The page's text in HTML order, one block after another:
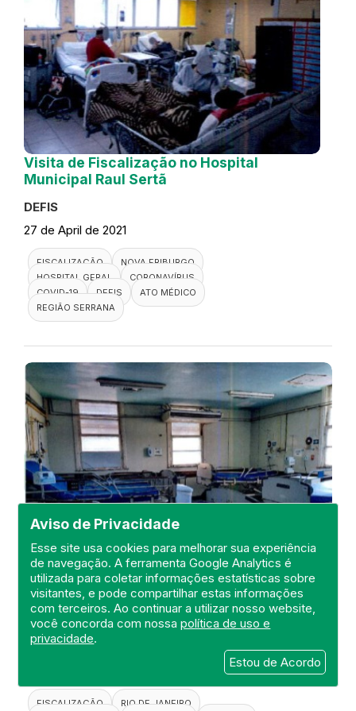
Aviso de Privacidade
Esse site usa cookies para melhorar sua experiência
de navegação. A ferramenta Google Analytics é
utilizada para coletar informações estatísticas sobre
visitantes, e pode compartilhar estas informações
com terceiros. Ao continuar a utilizar nosso website,
você concorda com nossapolítica de uso e
privacidade.
Estou de Acordo
Visita de Fiscalização no Hospital
Municipal Raul Sertã
DEFIS
27 de April de 2021
FISCALIZAÇÃO
NOVA FRIBURGO
HOSPITAL GERAL
CORONAVÍRUS
COVID-19
DEFIS
ATO MÉDICO
REGIÃO SERRANA
Visita de Fiscalização no Hospital
Estadual Carlos Chagas
DEFIS
FISCALIZAÇÃO RIO DE JANEIRO